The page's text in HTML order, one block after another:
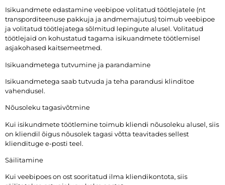
Isikuandmete edastamine veebipoe volitatud töötlejatele (nt
transporditeenuse pakkuja ja andmemajutus) toimub veebipoe
ja volitatud töötlejatega sõlmitud lepingute alusel. Volitatud
töötlejaid on kohustatud tagama isikuandmete töötlemisel
asjakohased kaitsemeetmed.
Isikuandmetega tutvumine ja parandamine
Isikuandmetega saab tutvuda ja teha parandusi klinditoe
vahendusel.
Nõusoleku tagasivõtmine
Kui isikundmete töötlemine toimub kliendi nõusoleku alusel, siis
on kliendil õigus nõusolek tagasi võtta teavitades sellest
kliendituge e-posti teel.
Säilitamine
Kui veebipoes on ost sooritatud ilma kliendikontota, siis